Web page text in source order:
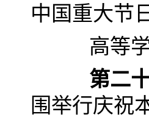
中国重大节
高等学
第二
围举行庆祝